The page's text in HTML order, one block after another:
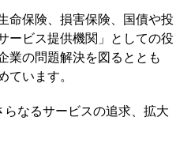
命保険、損害保険、国債や投
ービス提供機関」としての役
業の問題解決を図るととも
います。
なるサービスの追求、拡大